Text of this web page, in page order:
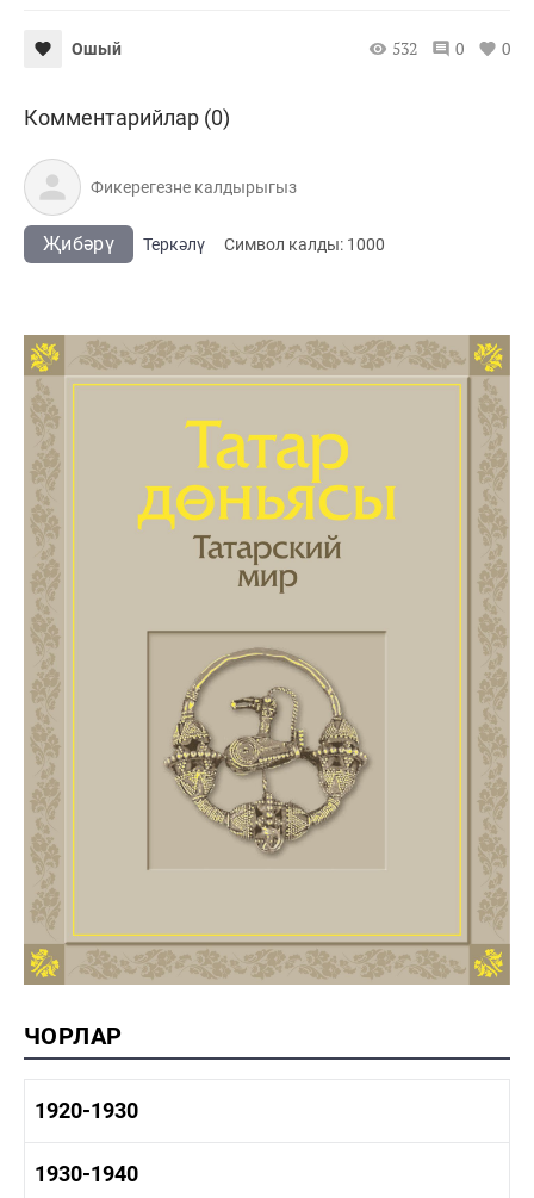
Ошый 532 0 0
Комментарийлар (0)
Җибәрү Теркәлү Cимвол калды: 1000
ЧОРЛАР
1920-1930
1920-1930 тарих
1930-1940